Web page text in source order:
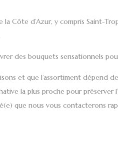
la Côte d’Azur, y compris Saint-
des bouquets sensationnels
et que l’assortiment dépend
la plus proche pour préserver
que nous vous contacterons